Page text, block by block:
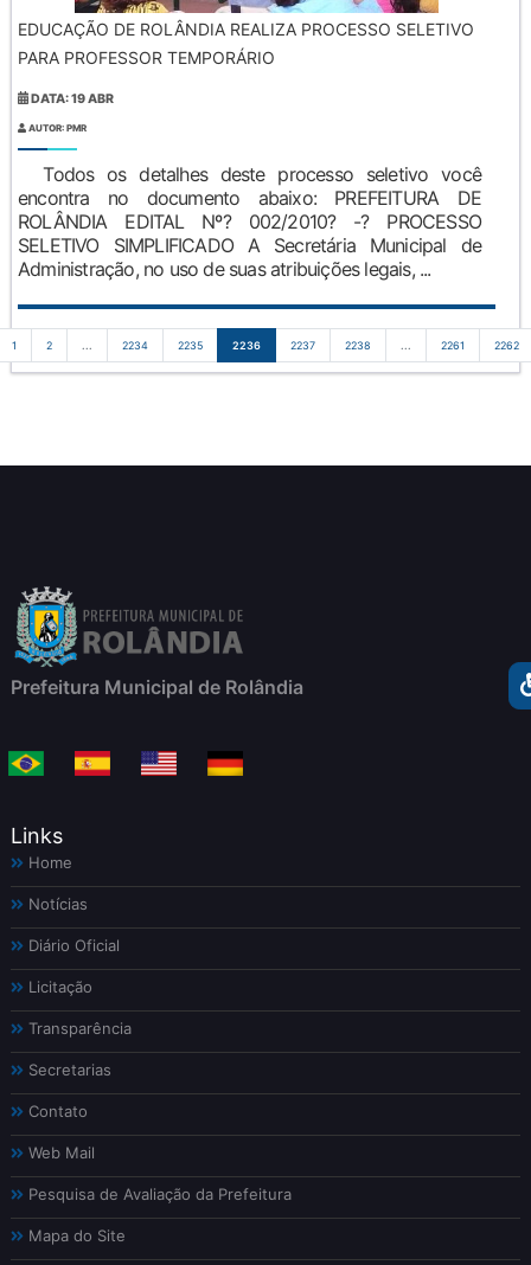
EDUCAÇÃO DE ROLÂNDIA REALIZA PROCESSO SELETIVO
PARA PROFESSOR TEMPORÁRIO
DATA: 19 ABR
AUTOR: PMR
Todos os detalhes deste processo seletivo você
encontra no documento abaixo: PREFEITURA DE
ROLÂNDIA EDITAL Nº? 002/2010? -? PROCESSO
SELETIVO SIMPLIFICADO A Secretária Municipal de
Administração, no uso de suas atribuições legais, ...
1 2 ... 2234 2235 2236 2237 2238 ... 2261 2262
Prefeitura Municipal de Rolândia
Links
Home
Notícias
Diário Oficial
Licitação
Transparência
Secretarias
Contato
Web Mail
Pesquisa de Avaliação da Prefeitura
Mapa do Site